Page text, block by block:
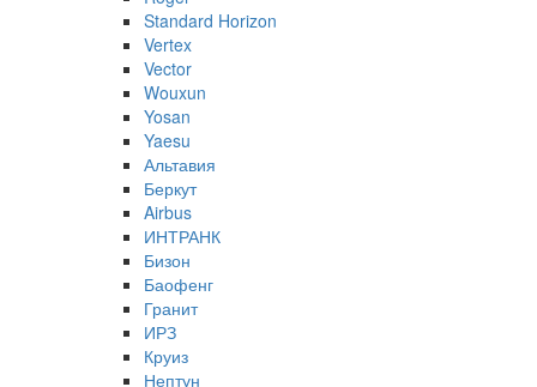
Standard Horizon
Vertex
Vector
Wouxun
Yosan
Yaesu
Альтавия
Беркут
Airbus
ИНТРАНК
Бизон
Баофенг
Гранит
ИРЗ
Круиз
Нептун